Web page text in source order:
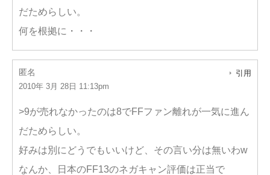
だためらしい。
何を根拠に・・・
匿名
2010年 3月 28日 11:13pm
引用
>9が売れなかったのは8でFFファン離れが一気に進ん
だためらしい。
好みは別にどうでもいいけど、その言い分は無いわw
なんか、日本のFF13のネガキャン評価は正当で